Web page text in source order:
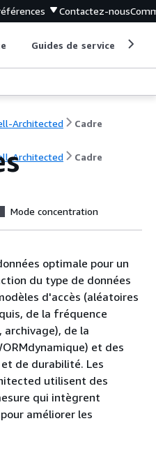
Contactez-nous
Guides de service
Architected Cadre
Architected Cadre
Mode concentration
optimale pour un
du type de données
d'accès (aléatoires
de la fréquence
archivage), de la
et des
de durabilité. Les
utilisent des
qui intègrent
améliorer les